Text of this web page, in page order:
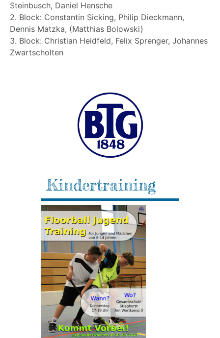
Steinbusch, Daniel Hensche
2. Block: Constantin Sicking, Philip Dieckmann,
Dennis Matzka, (Matthias Bolowski)
3. Block: Christian Heidfeld, Felix Sprenger, Johannes
Zwartscholten
Kindertraining